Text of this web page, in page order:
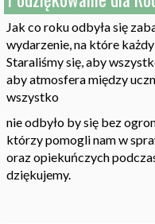
Jak co roku odbyła się
wydarzenie, na które
Staraliśmy się, aby
aby atmosfera między
wszystko
nie odbyło by się bez
którzy pomogli nam w
oraz opiekuńczych
dziękujemy.